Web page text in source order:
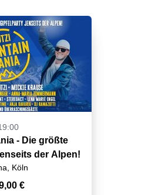
- Die größte
der Alpen!
Köln
€